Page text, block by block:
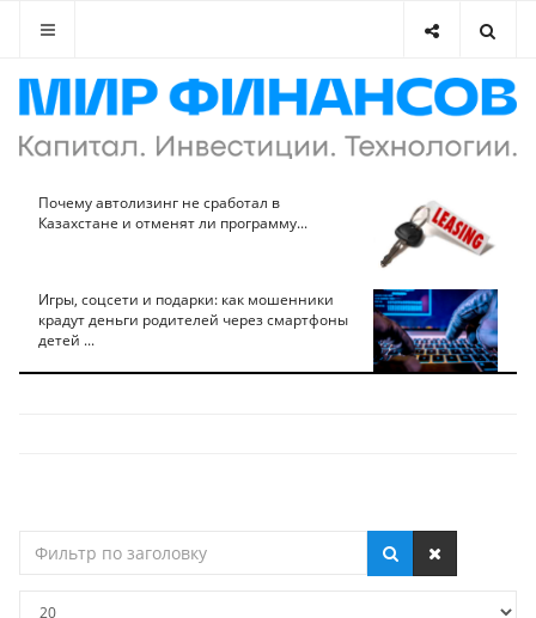
Почему автолизинг не сработал в
Казахстане и отменят ли программу...
Игры, соцсети и подарки: как мошенники
крадут деньги родителей через смартфоны
детей ...
по